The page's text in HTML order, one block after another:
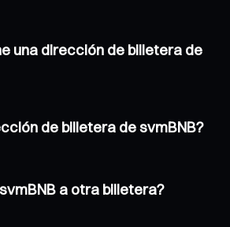
una dirección de billetera de
de billetera de svmBNB?
a otra billetera?